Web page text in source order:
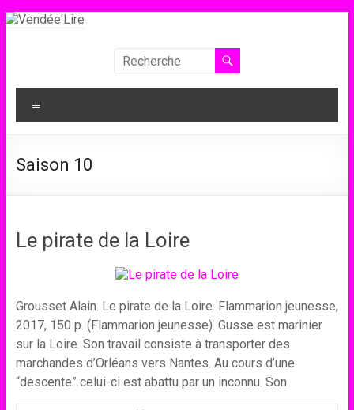
Aller
Vendée'Lire
Le
prix
collégiens
Saison 10
Le pirate de la Loire
Grousset Alain. Le pirate de la Loire. Flammarion jeunesse,
2017, 150 p. (Flammarion jeunesse). Gusse est marinier
sur la Loire. Son travail consiste à transporter des
marchandes d’Orléans vers Nantes. Au cours d’une
“descente” celui-ci est abattu par un inconnu. Son